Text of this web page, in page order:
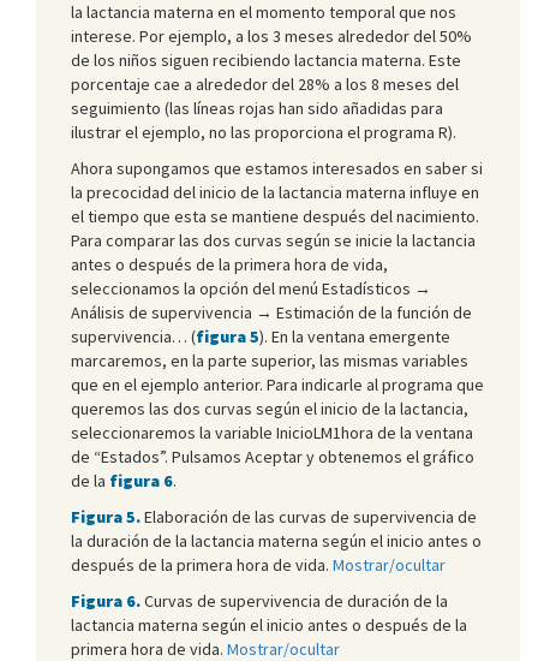
la lactancia materna en el momento temporal que nos
interese. Por ejemplo, a los 3 meses alrededor del 50%
de los niños siguen recibiendo lactancia materna. Este
porcentaje cae a alrededor del 28% a los 8 meses del
seguimiento (las líneas rojas han sido añadidas para
ilustrar el ejemplo, no las proporciona el programa R).
Ahora supongamos que estamos interesados en saber si
la precocidad del inicio de la lactancia materna influye en
el tiempo que esta se mantiene después del nacimiento.
Para comparar las dos curvas según se inicie la lactancia
antes o después de la primera hora de vida,
seleccionamos la opción del menú Estadísticos →
Análisis de supervivencia → Estimación de la función de
supervivencia… (figura 5). En la ventana emergente
marcaremos, en la parte superior, las mismas variables
que en el ejemplo anterior. Para indicarle al programa que
queremos las dos curvas según el inicio de la lactancia,
seleccionaremos la variable InicioLM1hora de la ventana
de “Estados”. Pulsamos Aceptar y obtenemos el gráfico
de la figura 6.
Figura 5.Elaboración de las curvas de supervivencia de
la duración de la lactancia materna según el inicio antes o
después de la primera hora de vida. Mostrar/ocultar
Figura 6.Curvas de supervivencia de duración de la
lactancia materna según el inicio antes o después de la
primera hora de vida. Mostrar/ocultar